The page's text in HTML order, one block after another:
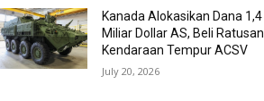
Kanada Alokasikan Dana 1,4
Miliar Dollar AS, Beli Ratusan
Kendaraan Tempur ACSV
July 20, 2026